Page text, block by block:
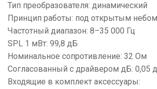
Тип преобразователя: динамический
Принцип работы: под открытым небом
Частотный диапазон: 8–35 000 Гц
SPL 1 мВт: 99,8 дБ
Номинальное сопротивление: 32 Ом
Согласованный с драйвером дБ: 0,05
Входящие в комплект аксессуары: